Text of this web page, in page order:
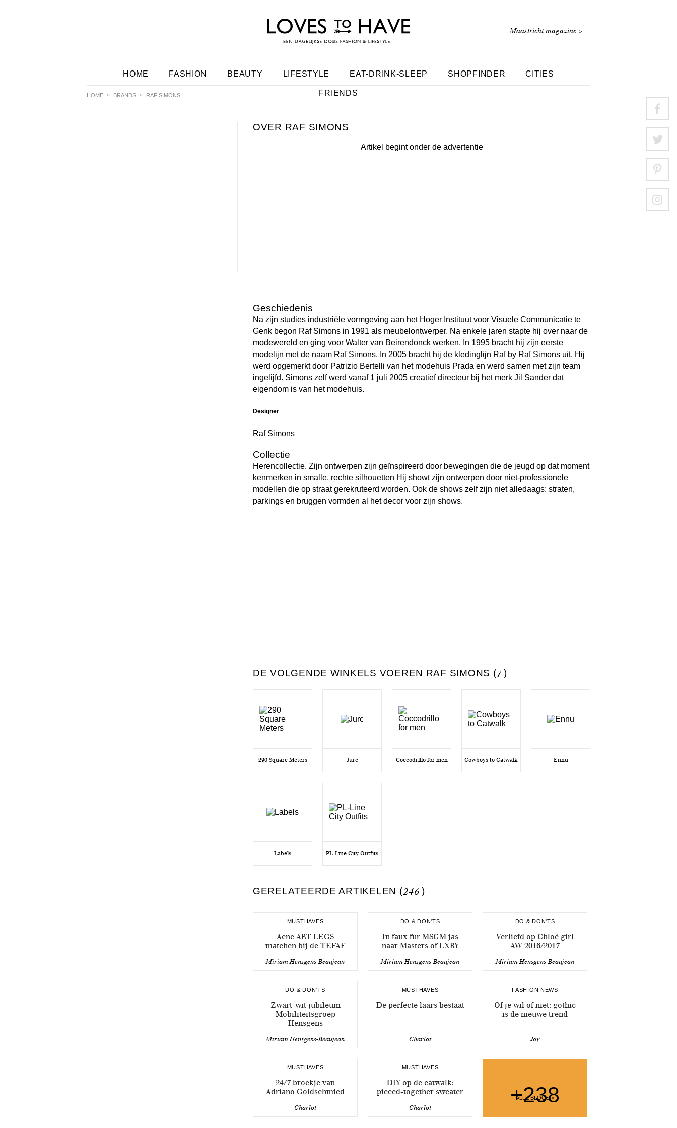
Maastricht magazine >
HOME FASHION BEAUTY LIFESTYLE EAT-DRINK-SLEEP SHOPFINDER CITIES
FRIENDS
HOME BRANDS RAF SIMONS
RAF SIMONS
Artikel begint onder de advertentie
Geschiedenis
Na zijn studies industriële vormgeving aan het Hoger Instituut voor Visuele Communicatie te
Genk begon Raf Simons in 1991 als meubelontwerper. Na enkele jaren stapte hij over naar de
modewereld en ging voor Walter van Beirendonck werken. In 1995 bracht hij zijn eerste
modelijn met de naam Raf Simons. In 2005 bracht hij de kledinglijn Raf by Raf Simons uit. Hij
werd opgemerkt door Patrizio Bertelli van het modehuis Prada en werd samen met zijn team
ingelijfd. Simons zelf werd vanaf 1 juli 2005 creatief directeur bij het merk Jil Sander dat
eigendom is van het modehuis.
Designer
Raf Simons
Collectie
Herencollectie. Zijn ontwerpen zijn geïnspireerd door bewegingen die de jeugd op dat moment
kenmerken in smalle, rechte silhouetten Hij showt zijn ontwerpen door niet-professionele
modellen die op straat gerekruteerd worden. Ook de shows zelf zijn niet alledaags: straten,
parkings en bruggen vormden al het decor voor zijn shows.
DE VOLGENDE WINKELS VOEREN RAF SIMONS (7 )
290 Square Meters Jurc Coccodrillo for men Cowboys to Catwalk Ennu
Labels PL-Line City Outfits
GERELATEERDE ARTIKELEN (246 )
MUSTHAVES
Acne ART LEGS
matchen bij de TEFAF
Miriam Hensgens-Beaujean
DO & DON'TS
In faux fur MSGM jas
naar Masters of LXRY
Miriam Hensgens-Beaujean
DO & DON'TS
Verliefd op Chloé girl
AW 2016/2017
Miriam Hensgens-Beaujean
DO & DON'TS
Zwart-wit jubileum
Mobiliteitsgroep
Hensgens
Miriam Hensgens-Beaujean
MUSTHAVES
De perfecte laars bestaat
Charlot
FASHION NEWS
Of je wil of niet: gothic
is de nieuwe trend
Joy
MUSTHAVES
24/7 broekje van
Adriano Goldschmied
Charlot
MUSTHAVES
DIY op de catwalk:
pieced-together sweater
Charlot
+238
ALLE BLOGS >